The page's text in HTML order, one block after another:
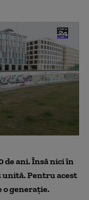
de ani. Însă nici în
unită.Pentru acest
o generaţie.